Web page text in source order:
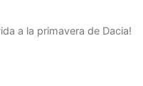
a la primavera de Dacia!